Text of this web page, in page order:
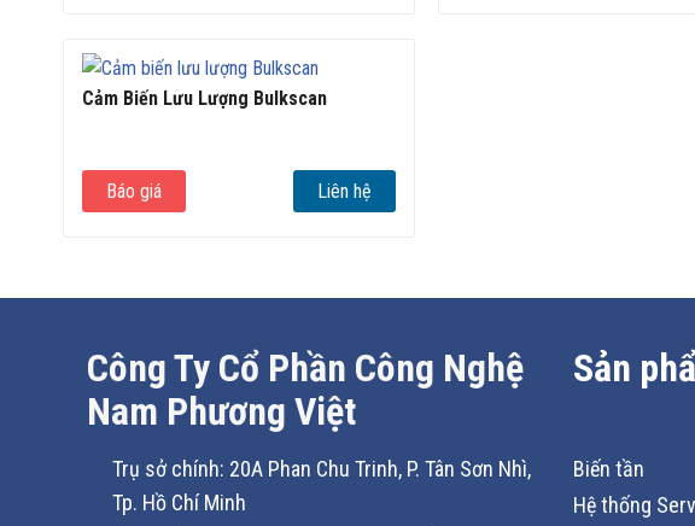
Cảm Biến Lưu Lượng Bulkscan
Báo giá Liên hệ
Công Ty Cổ Phần Công Nghệ
Nam Phương Việt
Sản
Trụ sở chính: 20A Phan Chu Trinh, P. Tân Sơn Nhì,
Tp. Hồ Chí Minh
Biến tần
Hệ thống